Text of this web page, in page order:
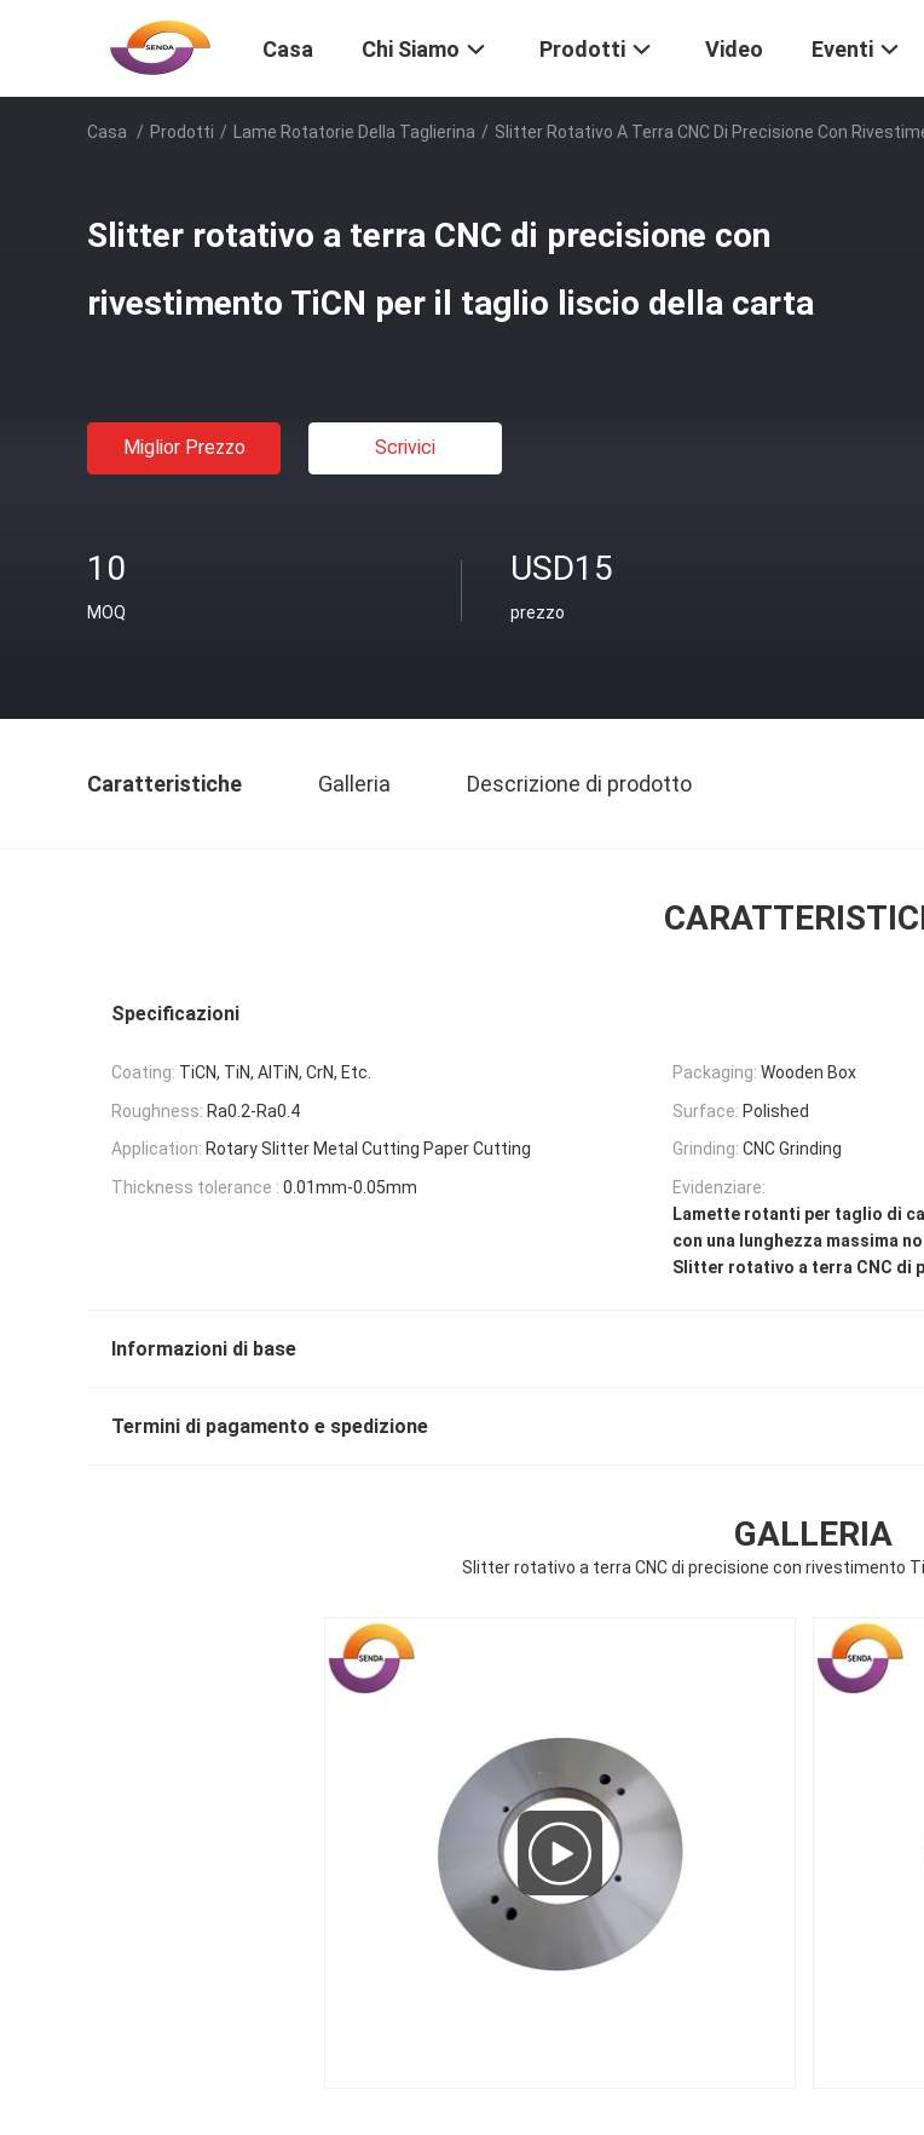
Casa Chi Siamo Prodotti Video Eventi
Casa / Prodotti / Lame Rotatorie Della Taglierina / Slitter Rotativo A Terra CNC Di Precisione Con
Slitter rotativo a terra CNC di precisione con
rivestimento TiCN per il taglio liscio della carta
Miglior Prezzo Scrivici
10
MOQ
USD15
prezzo
Caratteristiche Galleria Descrizione di prodotto
Specificazioni
Coating: TiCN, TiN, AlTiN, CrN, Etc. Packaging: Wooden Box
Roughness: Ra0.2-Ra0.4 Surface: Polished
Application: Rotary Slitter Metal Cutting Paper Cutting Grinding: CNC Grinding
Thickness tolerance : 0.01mm-0.05mm
Evidenziare:
Lamette rotanti per taglio di
con una lunghezza massima
Slitter rotativo a terra CNC di
Informazioni di base
Termini di pagamento e spedizione
GALLERIA
Slitter rotativo a terra CNC di precisione con rivestimento